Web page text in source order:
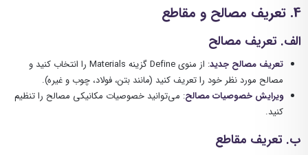
4. تعریف مصالح و مقاطع
الف. تعریف مصالح
تعریف مصالح جدید
: از منوی Define گزینه Materials را انتخاب کنید و
مصالح مورد نظر خود را تعریف کنید (مانند بتن، فولاد، چوب و غیره).
ویرایش خصوصیات مصالح: می‌توانید خصوصیات مکانیکی مصالح را تنظیم
کنید.
ب. تعریف مقاطع